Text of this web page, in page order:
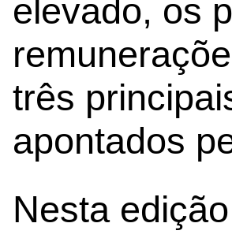
elevado, os
três
apontados
Nesta